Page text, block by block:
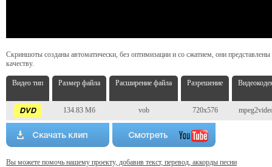
Скриншоты созданы автоматически, без оптимизации и со сжатием, они
качеству.
Видео тип Размер файла Расширение файла Разрешение
134.83 Мб vob 720x576
Вы можете помочь нашему проекту, добавив текст, перевод, аккорды песни